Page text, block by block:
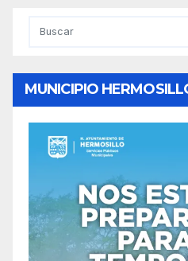
MUNICIPIO